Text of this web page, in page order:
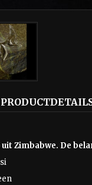
Zimbabwe. De